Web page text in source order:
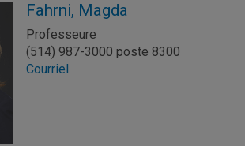
Fahrni, Magda
Professeure
(514) 987-3000 poste 8300
Courriel